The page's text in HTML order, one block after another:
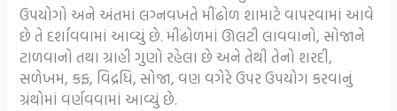
ઉપયોગો અને અંતમાં લગ્નવખતે મીંઢોળ શામાટે વાપરવામાં આવે
છે તે દર્શાવવામાં આવ્યું છે. મીંઢોળમાં ઊલટી લાવવાનો, સોજાને
ટાળવાનો તથા ગ્રાહી ગુણો રહેલા છે અને તેથી તેનો શરદી,
સળેખમ, કફ, વિદ્રધિ, સોજા, વણ વગેરે ઉપર ઉપયોગ કરવાનું
ગ્રંથોમાં વર્ણવવામાં આવ્યું છે.